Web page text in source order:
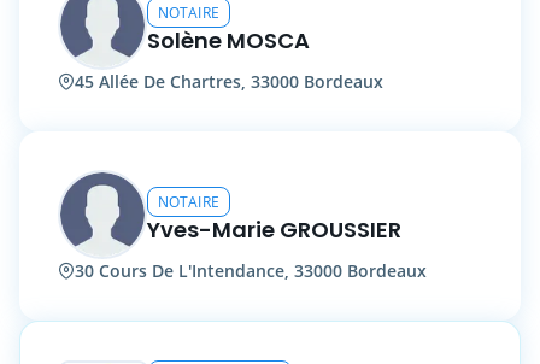
NOTAIRE
Solène MOSCA
45 Allée De Chartres, 33000 Bordeaux
NOTAIRE
Yves-Marie GROUSSIER
30 Cours De L'Intendance, 33000 Bordeaux